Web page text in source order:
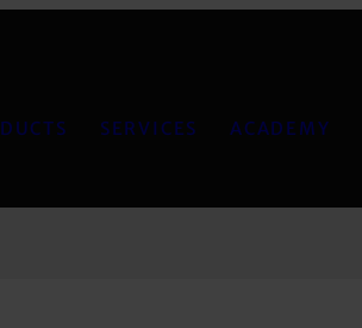
SERVICES ACADEMY